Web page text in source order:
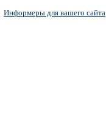
Информеры для вашего сайта